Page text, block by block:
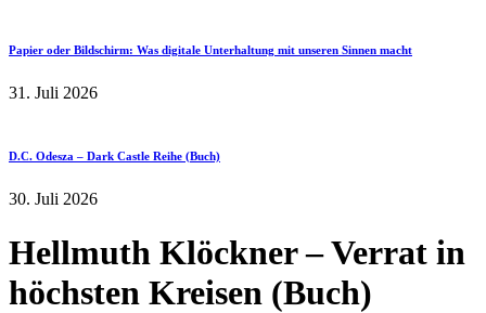
Papier oder Bildschirm: Was digitale Unterhaltung mit unseren Sinnen macht
31. Juli 2026
D.C. Odesza – Dark Castle Reihe (Buch)
30. Juli 2026
Hellmuth Klöckner – Verrat in
höchsten Kreisen (Buch)